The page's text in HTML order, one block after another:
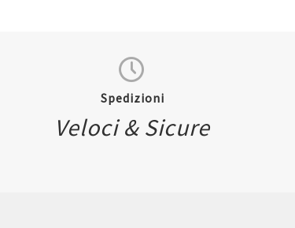
Spedizioni
Veloci & Sicure